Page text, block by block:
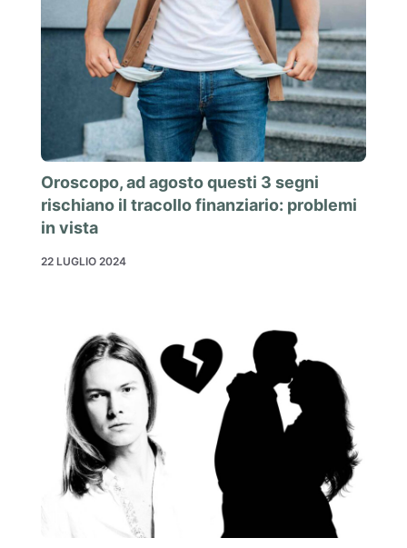
Oroscopo, ad agosto questi 3 segni
rischiano il tracollo finanziario: problemi
in vista
22 LUGLIO 2024